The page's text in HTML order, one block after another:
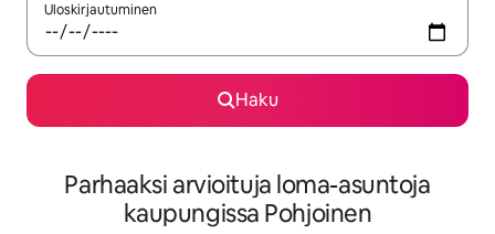
Uloskirjautuminen
Haku
Parhaaksi arvioituja loma-asuntoja
kaupungissa Pohjoinen